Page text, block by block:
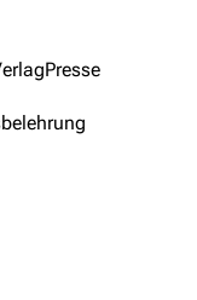
Presse